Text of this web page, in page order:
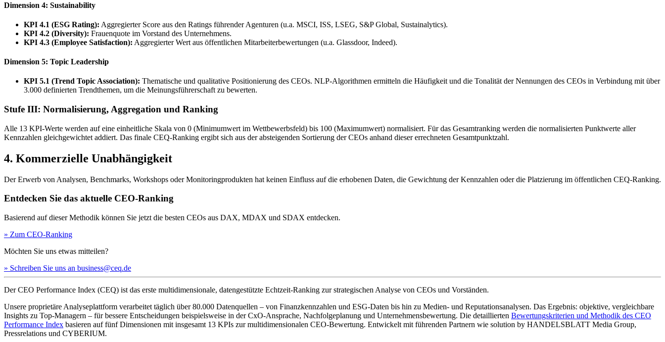
Dimension 4: Sustainability
KPI 4.1 (ESG Rating): Aggregierter Score aus den Ratings führender Agenturen (u.a. MSCI, ISS, LSEG, S&P Global, Sustainalytics).
KPI 4.2 (Diversity): Frauenquote im Vorstand des Unternehmens.
KPI 4.3 (Employee Satisfaction): Aggregierter Wert aus öffentlichen Mitarbeiterbewertungen (u.a. Glassdoor, Indeed).
Dimension 5: Topic Leadership
KPI 5.1 (Trend Topic Association): Thematische und qualitative Positionierung des CEOs. NLP-Algorithmen ermitteln die Häufigkeit und die Tonalität der Nennungen des CEOs in Verbindung mit über
3.000 definierten Trendthemen, um die Meinungsführerschaft zu bewerten.
Stufe III: Normalisierung, Aggregation und Ranking
Alle 13 KPI-Werte werden auf eine einheitliche Skala von 0 (Minimumwert im Wettbewerbsfeld) bis 100 (Maximumwert) normalisiert. Für das Gesamtranking werden die normalisierten Punktwerte aller
Kennzahlen gleichgewichtet addiert. Das finale CEQ-Ranking ergibt sich aus der absteigenden Sortierung der CEOs anhand dieser errechneten Gesamtpunktzahl.
4. Kommerzielle Unabhängigkeit
Der Erwerb von Analysen, Benchmarks, Workshops oder Monitoringprodukten hat keinen Einfluss auf die erhobenen Daten, die Gewichtung der Kennzahlen oder die Platzierung im öffentlichen CEQ-Ranking.
Entdecken Sie das aktuelle CEO-Ranking
Basierend auf dieser Methodik können Sie jetzt die besten CEOs aus DAX, MDAX und SDAX entdecken.
» Zum CEO-Ranking
Möchten Sie uns etwas mitteilen?
» Schreiben Sie uns an business@ceq.de
Der CEO Performance Index (CEQ) ist das erste multidimensionale, datengestützte Echtzeit-Ranking zur strategischen Analyse von CEOs und Vorständen.
Unsere proprietäre Analyseplattform verarbeitet täglich über 80.000 Datenquellen – von Finanzkennzahlen und ESG-Daten bis hin zu Medien- und Reputationsanalysen. Das Ergebnis: objektive, vergleichbare
Insights zu Top-Managern – für bessere Entscheidungen beispielsweise in der CxO-Ansprache, Nachfolgeplanung und Unternehmensbewertung. Die detaillierten Bewertungskriterien und Methodik des CEO
Performance Index basieren auf fünf Dimensionen mit insgesamt 13 KPIs zur multidimensionalen CEO-Bewertung. Entwickelt mit führenden Partnern wie solution by HANDELSBLATT Media Group,
Pressrelations und CYBERIUM.